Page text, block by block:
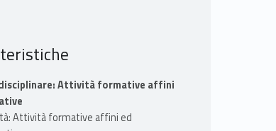
Attività formative affini
Attività formative affini ed